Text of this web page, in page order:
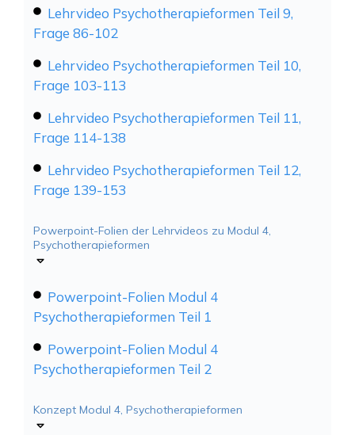
Lehrvideo Psychotherapieformen Teil 9,
Frage 86-102
Lehrvideo Psychotherapieformen Teil 10,
Frage 103-113
Lehrvideo Psychotherapieformen Teil 11,
Frage 114-138
Lehrvideo Psychotherapieformen Teil 12,
Frage 139-153
Powerpoint-Folien der Lehrvideos zu Modul 4,
Psychotherapieformen
Powerpoint-Folien Modul 4
Psychotherapieformen Teil 1
Powerpoint-Folien Modul 4
Psychotherapieformen Teil 2
Konzept Modul 4, Psychotherapieformen